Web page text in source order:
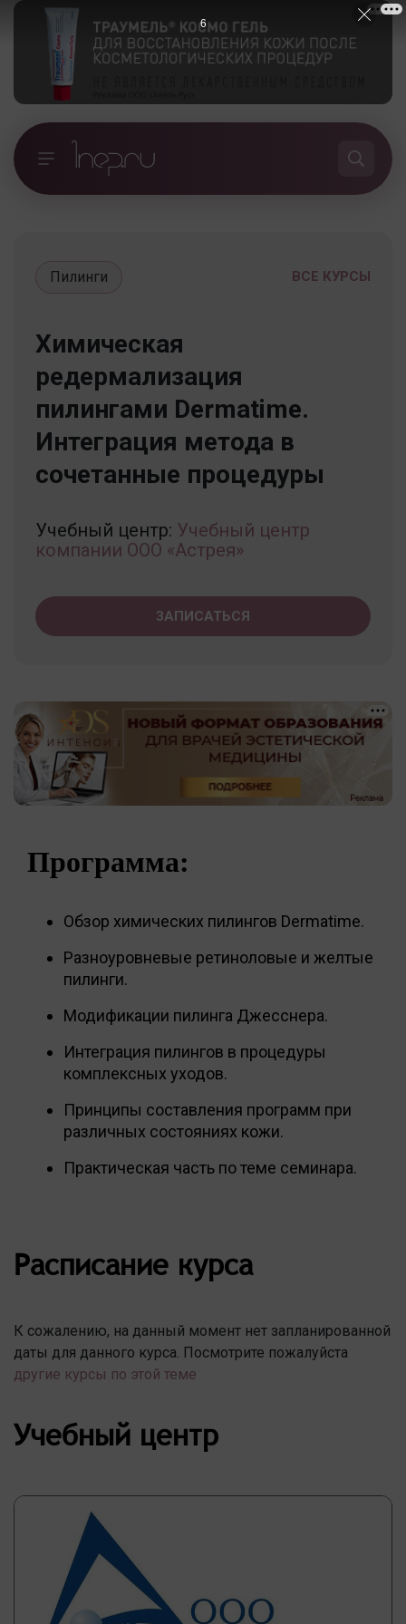
ВСЕ КУРСЫ
Пилинги
Химическая
редермализация
пилингами Dermatime.
Интеграция метода в
сочетанные процедуры
Учебный центр: Учебный центр
компании ООО «Астрея»
ЗАПИСАТЬСЯ
Программа:
Обзор химических пилингов Dermatime.
Разноуровневые ретиноловые и желтые
пилинги.
Модификации пилинга Джесснера.
Интеграция пилингов в процедуры
комплексных уходов.
Принципы составления программ при
различных состояниях кожи.
Практическая часть по теме семинара.
Расписание курса
К сожалению, на данный момент нет запланированной
даты для данного курса. Посмотрите пожалуйста
другие курсы по этой теме
Учебный центр
5